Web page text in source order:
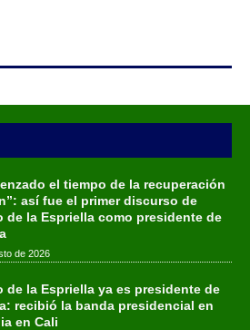
el tiempo de la recuperación
así fue el primer discurso de
de la Espriella como presidente de
de 2026
de la Espriella ya es presidente de
recibió la banda presidencial en
en Cali